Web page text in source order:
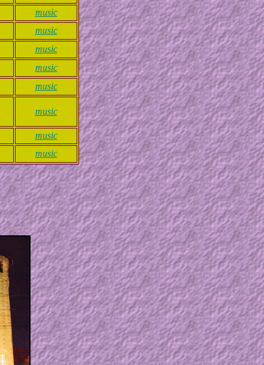
music
music
music
music
music
music
music
music